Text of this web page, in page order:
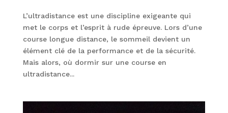
L’ultradistance est une discipline exigeante qui
met le corps et l’esprit à rude épreuve. Lors d’une
course longue distance, le sommeil devient un
élément clé de la performance et de la sécurité.
Mais alors, où dormir sur une course en
ultradistance...